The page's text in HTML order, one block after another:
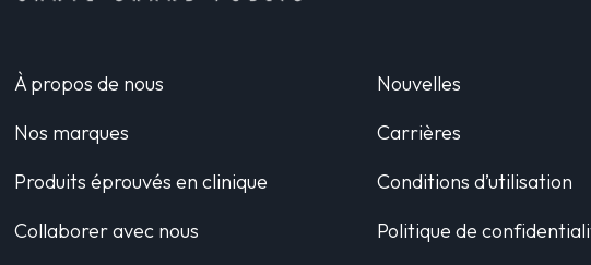
À propos de nous
Nos marques
Produits éprouvés en clinique
Collaborer avec nous
Nouvelles
Carrières
Conditions d’utilisation
Politique de